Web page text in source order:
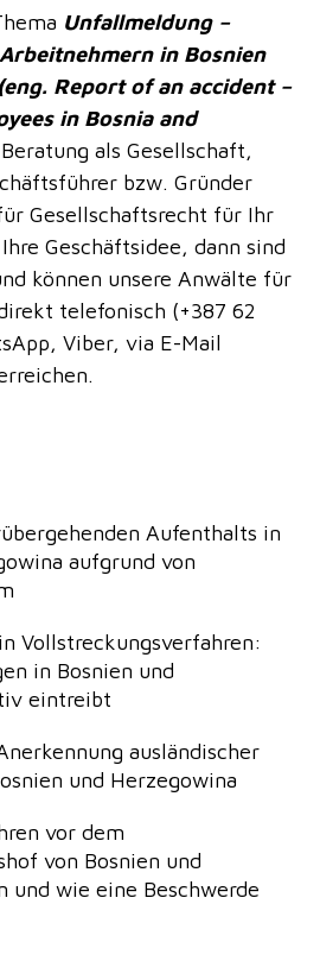
Unfallmeldung –
in Bosnien
Report of an accident –
in Bosnia and
als Gesellschaft,
bzw. Gründer
Gesellschaftsrecht für Ihr
Geschäftsidee, dann sind
können unsere Anwälte für
telefonisch (+387 62
Viber, via E-Mail
Aufenthalts in
aufgrund von
Vollstreckungsverfahren:
in Bosnien und
eintreibt
ausländischer
und Herzegowina
vor dem
von Bosnien und
und wie eine Beschwerde